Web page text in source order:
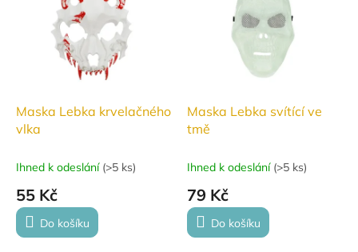
Maska Lebka krvelačného
vlka
Ihned k odeslání (>5 ks)
55 Kč
Do košíku
Maska Lebka svítící ve
tmě
Ihned k odeslání (>5 ks)
79 Kč
Do košíku